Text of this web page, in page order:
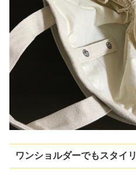
ワンショルダーでもスタイ